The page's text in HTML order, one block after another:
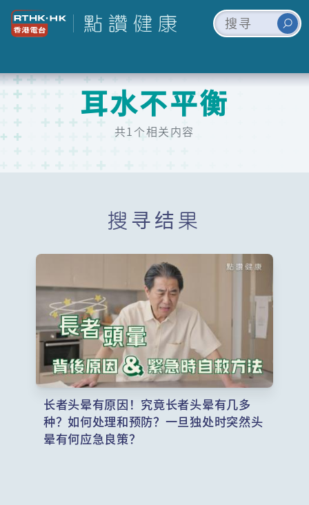
耳水不平衡
共1个相关内容
搜寻结果
长者头晕有原因！究竟长者头晕有几多
种？如何处理和预防？一旦独处时突然头
晕有何应急良策？